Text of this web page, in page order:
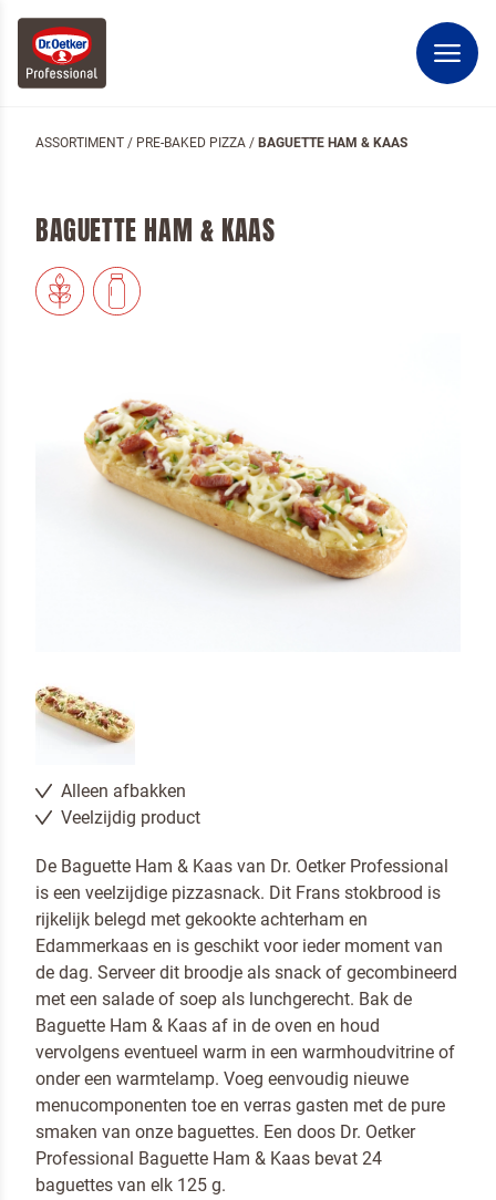
ASSORTIMENT / PRE-BAKED PIZZA / BAGUETTE HAM & KAAS
BAGUETTE HAM & KAAS
Alleen afbakken
Veelzijdig product
De Baguette Ham & Kaas van Dr. Oetker Professional
is een veelzijdige pizzasnack. Dit Frans stokbrood is
rijkelijk belegd met gekookte achterham en
Edammerkaas en is geschikt voor ieder moment van
de dag. Serveer dit broodje als snack of gecombineerd
met een salade of soep als lunchgerecht. Bak de
Baguette Ham & Kaas af in de oven en houd
vervolgens eventueel warm in een warmhoudvitrine of
onder een warmtelamp. Voeg eenvoudig nieuwe
menucomponenten toe en verras gasten met de pure
smaken van onze baguettes. Een doos Dr. Oetker
Professional Baguette Ham & Kaas bevat 24
baguettes van elk 125 g.